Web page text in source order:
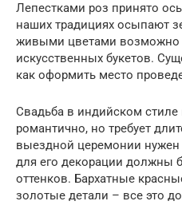
Лепестками роз принято
наших традициях осыпают
живыми цветами возможно
искусственных букетов.
как оформить место
Свадьба в индийском
романтично, но требует
выездной церемонии нужен
для его декорации должны
оттенков. Бархатные
золотые детали – все это